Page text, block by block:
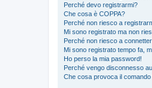
Perché devo registrarmi?
Che cosa è COPPA?
Perché non riesco a
Mi sono registrato ma non
Perché non riesco a
Mi sono registrato tempo fa,
Ho perso la mia password!
Perché vengo disconnesso
Che cosa provoca il comando